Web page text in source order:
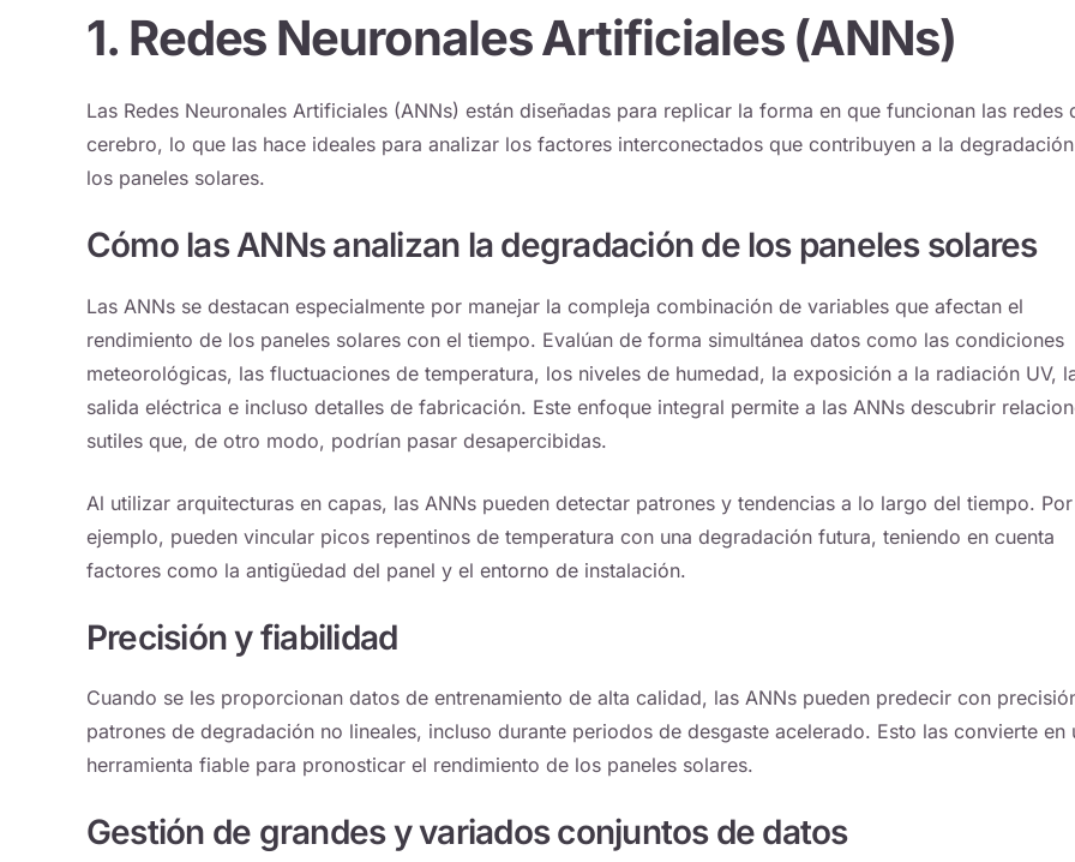
1. Redes Neuronales Artificiales (ANNs)
Las Redes Neuronales Artificiales (ANNs) están diseñadas para replicar la forma en que funcionan las redes
cerebro, lo que las hace ideales para analizar los factores interconectados que contribuyen a la
los paneles solares.
Cómo las ANNs analizan la degradación de los paneles solares
Las ANNs se destacan especialmente por manejar la compleja combinación de variables que afectan el
rendimiento de los paneles solares con el tiempo. Evalúan de forma simultánea datos como las condiciones
meteorológicas, las fluctuaciones de temperatura, los niveles de humedad, la exposición a la radiación UV,
salida eléctrica e incluso detalles de fabricación. Este enfoque integral permite a las ANNs descubrir
sutiles que, de otro modo, podrían pasar desapercibidas.
Al utilizar arquitecturas en capas, las ANNs pueden detectar patrones y tendencias a lo largo del tiempo. Por
ejemplo, pueden vincular picos repentinos de temperatura con una degradación futura, teniendo en cuenta
factores como la antigüedad del panel y el entorno de instalación.
Precisión y fiabilidad
Cuando se les proporcionan datos de entrenamiento de alta calidad, las ANNs pueden predecir con
patrones de degradación no lineales, incluso durante periodos de desgaste acelerado. Esto las convierte en
herramienta fiable para pronosticar el rendimiento de los paneles solares.
Gestión de grandes y variados conjuntos de datos